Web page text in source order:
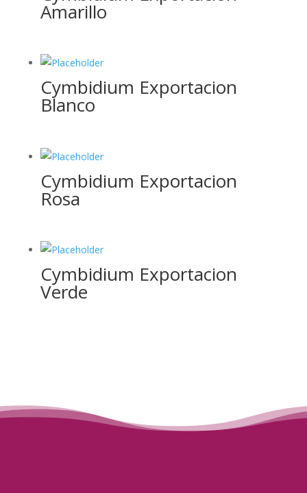
Amarillo
Cymbidium Exportacion
Blanco
Cymbidium Exportacion
Rosa
Cymbidium Exportacion
Verde